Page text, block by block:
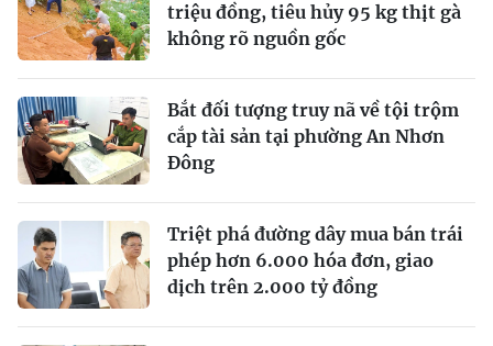
triệu đồng, tiêu hủy 95 kg thịt gà
không rõ nguồn gốc
Bắt đối tượng truy nã về tội trộm
cắp tài sản tại phường An Nhơn
Đông
Triệt phá đường dây mua bán trái
phép hơn 6.000 hóa đơn, giao
dịch trên 2.000 tỷ đồng